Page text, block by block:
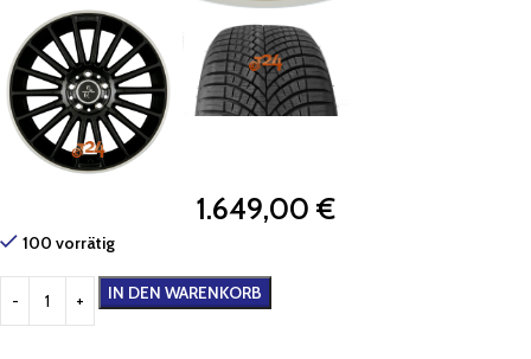
1.649,00 €
100 vorrätig
IN DEN WARENKORB